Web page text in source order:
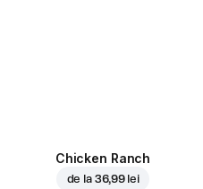
Chicken Ranch
de la 36,99 lei